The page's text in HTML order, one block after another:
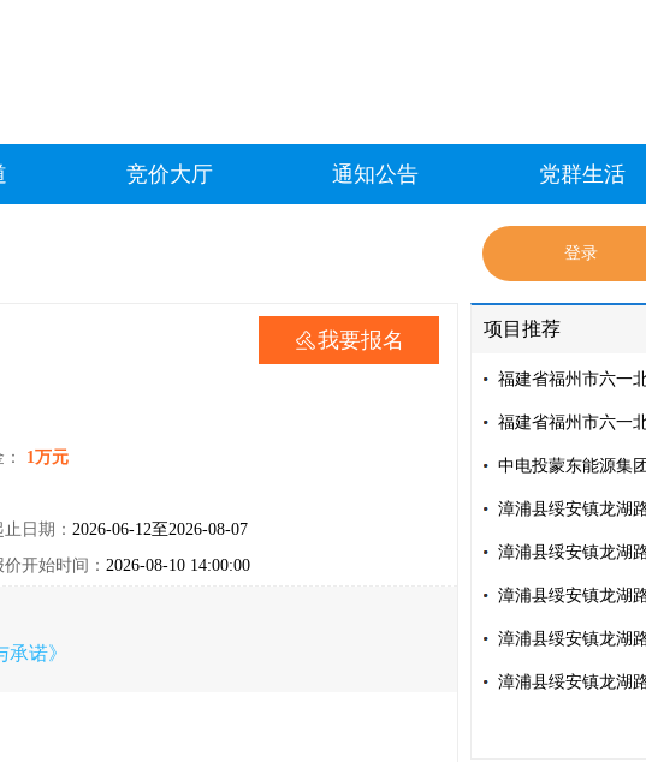
竞价大厅 通知公告 党群生活
登录
我要报名
1万元
日期： 2026-06-12至2026-08-07
开始时间： 2026-08-10 14:00:00
承诺》
项目推荐